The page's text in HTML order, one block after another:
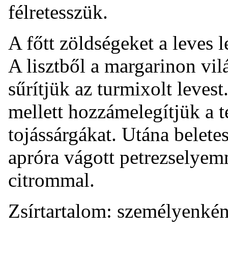
félretesszük.
A főtt zöldségeket a leves
A lisztből a margarinon
sűrítjük az turmixolt
mellett hozzámelegítjük a
tojássárgákat. Utána
apróra vágott
citrommal.
Zsírtartalom: